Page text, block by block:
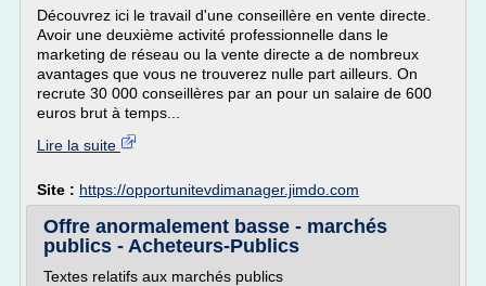
Découvrez ici le travail d'une conseillère en vente directe.
Avoir une deuxième activité professionnelle dans le
marketing de réseau ou la vente directe a de nombreux
avantages que vous ne trouverez nulle part ailleurs. On
recrute 30 000 conseillères par an pour un salaire de 600
euros brut à temps...
Lire la suite
Site : https://opportunitevdimanager.jimdo.com
Offre anormalement basse - marchés
publics - Acheteurs-Publics
Textes relatifs aux marchés publics